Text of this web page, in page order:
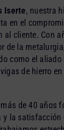
Iserte, nuestra
en el
al cliente. Con
de la
como el aliado
de hierro en
de 40 años
y la satisfacción